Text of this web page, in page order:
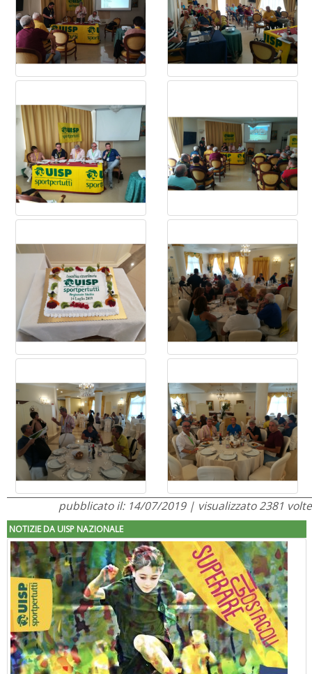
pubblicato il: 14/07/2019 | visualizzato 2381 volte
NOTIZIE DA UISP NAZIONALE